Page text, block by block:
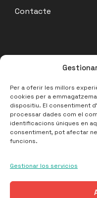
Per a oferir les millors
cookies per a
dispositiu. El consentiment
processar dades com el
identificacions úniques en
consentiment, pot afectar
funcions.
Gestionar los servicios
Contacte
Actualitat
Acta Assemblea
14 julio, 2026
Acta Assemblea de
27 junio, 2026